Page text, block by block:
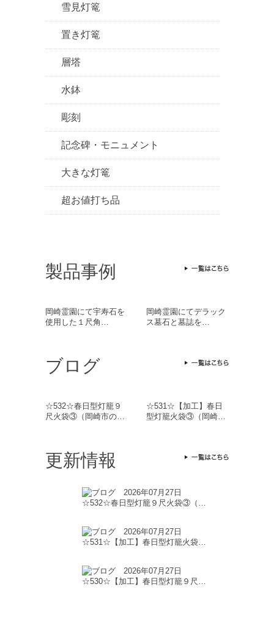
雪見灯篭
置き灯篭
層塔
水鉢
彫刻
記念碑・モニュメント
大きな灯篭
超お値打ち品
製品事例
岡崎霊園にて宇寿石を
使用した１尺角…
岡崎霊園にてデラック
ス墓石と墓誌を…
ブログ
☆532☆春日型灯籠９
尺火袋③（岡崎市の…
☆531☆【加工】春日
型灯籠火袋③（岡崎…
更新情報
2026年07月27日
☆532☆春日型灯籠９尺火袋③（…
2026年07月27日
☆531☆【加工】春日型灯籠火袋…
2026年07月27日
☆530☆【加工】春日型灯籠９尺…